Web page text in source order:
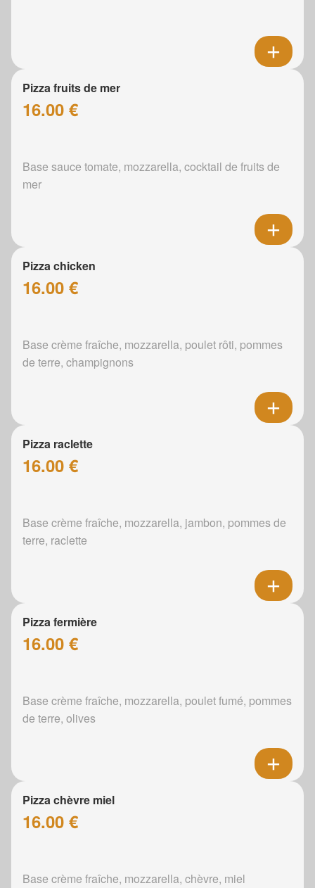
Pizza fruits de mer
16.00 €
Base sauce tomate, mozzarella, cocktail de fruits de
mer
Pizza chicken
16.00 €
Base crème fraîche, mozzarella, poulet rôti, pommes
de terre, champignons
Pizza raclette
16.00 €
Base crème fraîche, mozzarella, jambon, pommes de
terre, raclette
Pizza fermière
16.00 €
Base crème fraîche, mozzarella, poulet fumé, pommes
de terre, olives
Pizza chèvre miel
16.00 €
Base crème fraîche, mozzarella, chèvre, miel